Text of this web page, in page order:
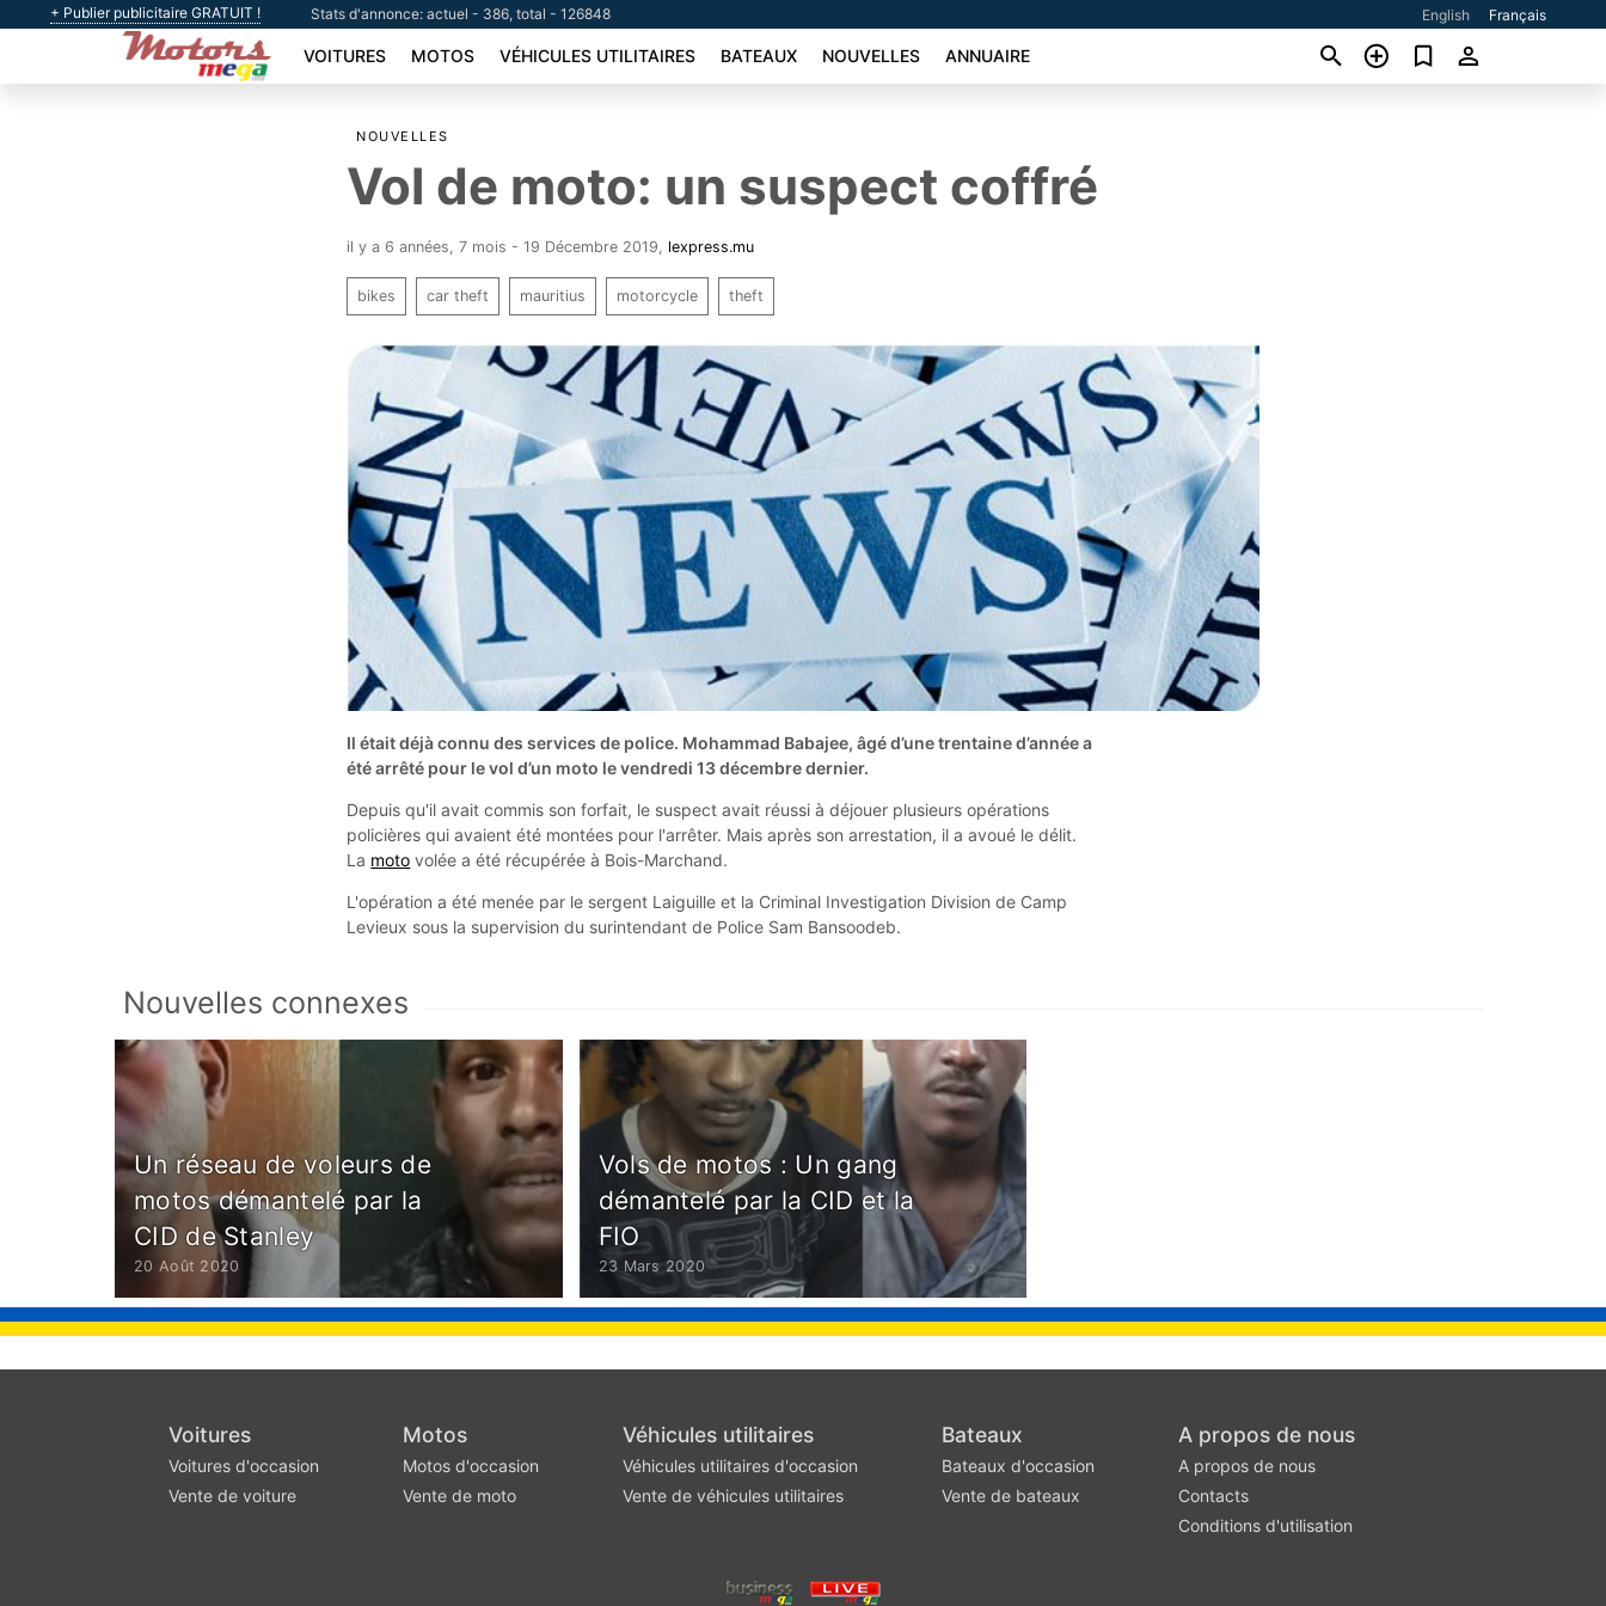
+ Publier publicitaire GRATUIT ! Stats d'annonce: actuel - 386, total - 126848 English Français
VOITURES MOTOS VÉHICULES UTILITAIRES BATEAUX NOUVELLES ANNUAIRE
NOUVELLES
Vol de moto: un suspect coffré
il y a 6 années, 7 mois - 19 Décembre 2019 lexpress.mu
bikes car theft mauritius motorcycle theft
Il était déjà connu des services de police. Mohammad Babajee, âgé d’une trentaine d’année a
été arrêté pour le vol d’un moto le vendredi 13 décembre dernier.
Depuis qu'il avait commis son forfait, le suspect avait réussi à déjouer plusieurs opérations
policières qui avaient été montées pour l'arrêter. Mais après son arrestation, il a avoué le délit.
La moto volée a été récupérée à Bois-Marchand.
L'opération a été menée par le sergent Laiguille et la Criminal Investigation Division de Camp
Levieux sous la supervision du surintendant de Police Sam Bansoodeb.
Nouvelles connexes
Un réseau de voleurs de
motos démantelé par la
CID de Stanley
20 Août 2020
Vols de motos : Un gang
démantelé par la CID et la
FIO
23 Mars 2020
Voitures
Voitures d'occasion
Vente de voiture
Motos
Motos d'occasion
Vente de moto
Véhicules utilitaires
Véhicules utilitaires d'occasion
Vente de véhicules utilitaires
Bateaux
Bateaux d'occasion
Vente de bateaux
A propos de nous
A propos de nous
Contacts
Conditions d'utilisation